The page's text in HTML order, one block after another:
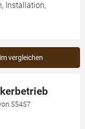
Installation,
vergleichen
55457